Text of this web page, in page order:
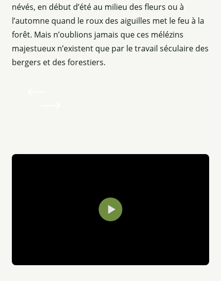
névés, en début d’été au milieu des fleurs ou à
l’automne quand le roux des aiguilles met le feu à la
forêt. Mais n’oublions jamais que ces mélézins
majestueux n’existent que par le travail séculaire des
bergers et des forestiers.